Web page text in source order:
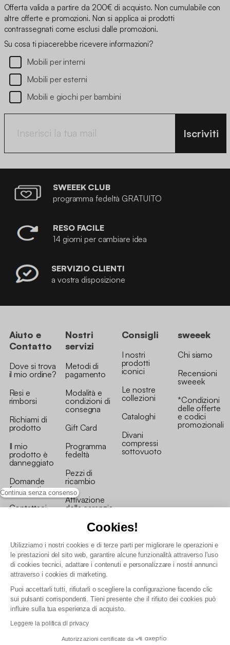
Continua senza consenso
Cookies!
Utilizziamo i nostri cookies e di terze parti per migliorare le operazioni e
le prestazioni del sito web, garantire alcune funzionalità attraverso l'uso
di cookies tecnici, adattare i contenuti e personalizzare i nostri annunci
attraverso i cookies di marketing.
Puoi accettarli tutti, rifiutarli o scegliere la configurazione facendo clic
sui pulsanti corrispondenti. Tieni presente che il rifiuto dei cookies può
influire sulla tua esperienza di acquisto.
Leggere la politica di privacy
Autorizzazioni certificate da
Offerta valida a partire da 200€ di acquisto. Non cumulabile con
altre offerte e promozioni. Non si applica ai prodotti
contrassegnati come esclusi dalle promozioni.
Su cosa ti piacerebbe ricevere informazioni?
Mobili per interni
Mobili per esterni
Mobili e giochi per bambini
Iscriviti
SWEEEK CLUB
programma fedeltà GRATUITO
RESO FACILE
14 giorni per cambiare idea
SERVIZIO CLIENTI
a vostra disposizione
Aiuto e
Contatto
Dove si trova
il mio ordine?
Resi e
rimborsi
Richiami di
prodotto
Il mio
prodotto è
danneggiato
Domande
frequenti
Contattaci
Nostri
servizi
Metodi di
pagamento
Modalità e
condizioni di
consegna
Gift Card
Programma
fedeltà
Pezzi di
ricambio
Attivazione
della garanzia
Consigli
I nostri
prodotti
iconici
Le nostre
collezioni
Cataloghi
Divani
compressi
sottovuoto
sweeek
Chi siamo
Recensioni
sweeek
*Condizioni
delle offerte
e codici
promozionali
Condizioni generali vendita
Politica di gestione dei dati personali e dei cookie
Condizioni generali di vendita per clienti professionali
Dichiarazione di accessibilità